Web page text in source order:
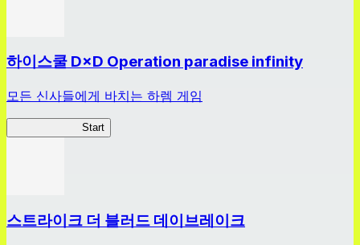
하이스쿨 D×D Operation paradise infinity
모든 신사들에게 바치는 하렘 게임
Start
스트라이크 더 블러드 데이브레이크